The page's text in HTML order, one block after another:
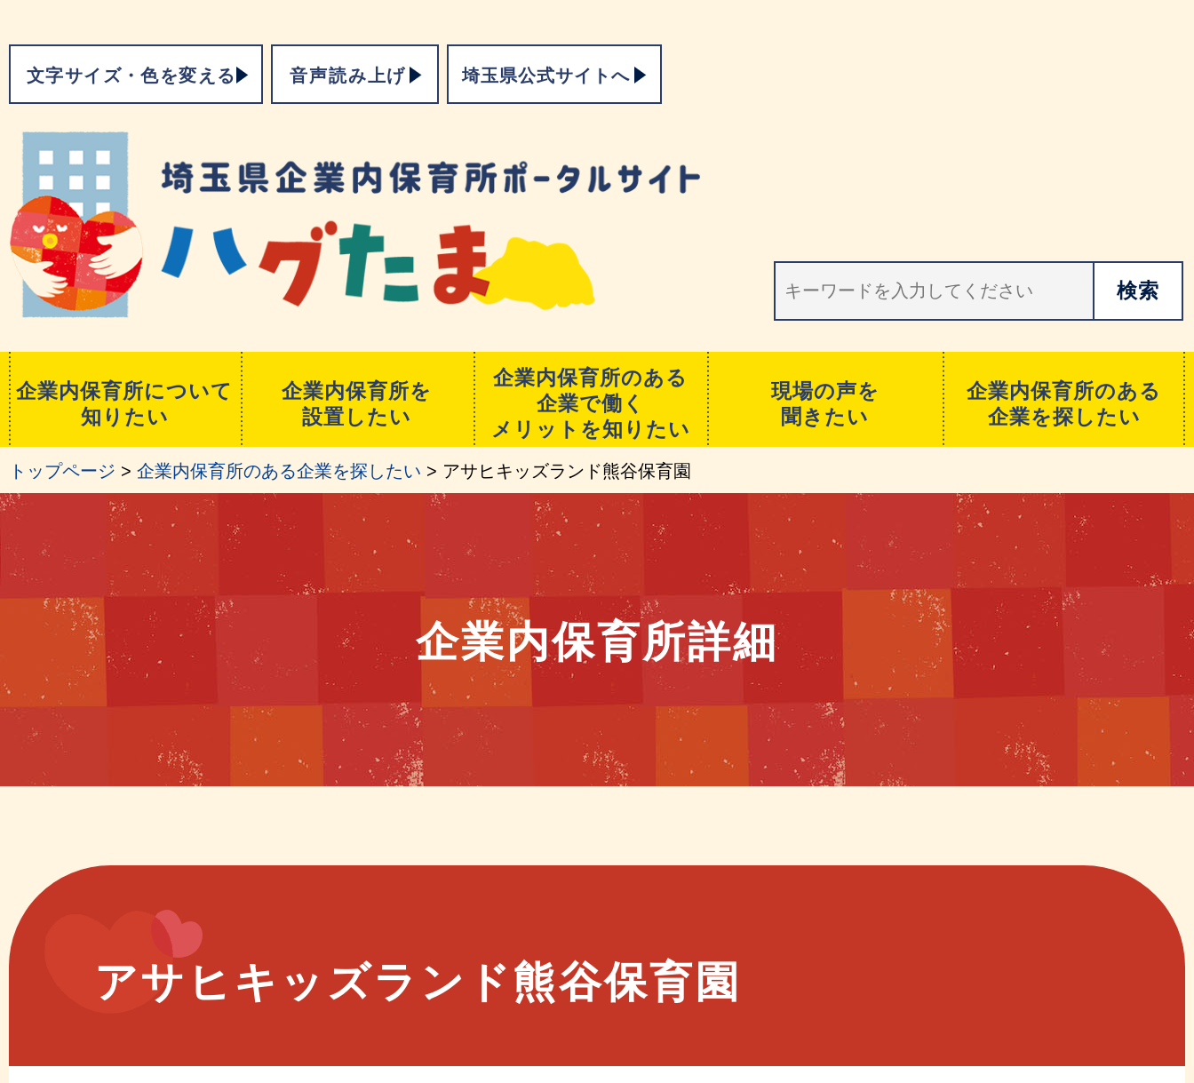
文字サイズ・色を変える 音声読み上げ 埼玉県公式サイトへ
企業内保育所について
知りたい
企業内保育所を
設置したい
企業内保育所のある
企業で働く
メリットを知りたい
現場の声を
聞きたい
企業内保育所のある
企業を探したい
トップページ > 企業内保育所のある企業を探したい > アサヒキッズランド熊谷保育園
企業内保育所詳細
アサヒキッズランド熊谷保育園